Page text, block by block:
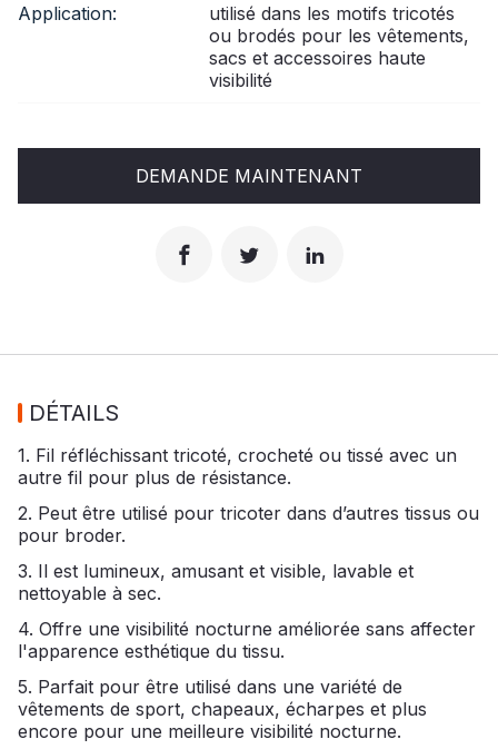
Application:
utilisé dans les motifs tricotés
ou brodés pour les vêtements,
sacs et accessoires haute
visibilité
DEMANDE MAINTENANT
DÉTAILS
1. Fil réfléchissant tricoté, crocheté ou tissé avec un
autre fil pour plus de résistance.
2. Peut être utilisé pour tricoter dans d’autres tissus ou
pour broder.
3. Il est lumineux, amusant et visible, lavable et
nettoyable à sec.
4. Offre une visibilité nocturne améliorée sans affecter
l'apparence esthétique du tissu.
5. Parfait pour être utilisé dans une variété de
vêtements de sport, chapeaux, écharpes et plus
encore pour une meilleure visibilité nocturne.